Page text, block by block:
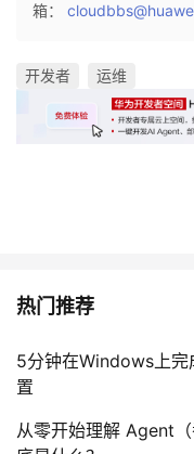
箱：
开发者 运维
热门推荐
5分钟在Windows上
置
从零开始理解 Agent